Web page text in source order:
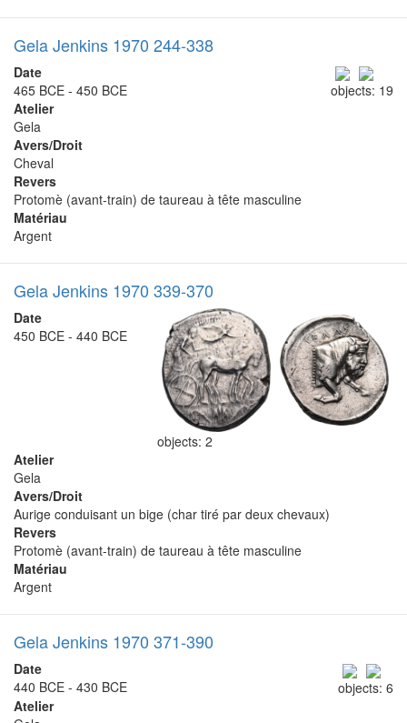
Gela Jenkins 1970 244-338
objects: 19
Date
465 BCE - 450 BCE
Atelier
Gela
Avers/Droit
Cheval
Revers
Protomè (avant-train) de taureau à tête masculine
Matériau
Argent
Gela Jenkins 1970 339-370
objects: 2
Date
450 BCE - 440 BCE
Atelier
Gela
Avers/Droit
Aurige conduisant un bige (char tiré par deux chevaux)
Revers
Protomè (avant-train) de taureau à tête masculine
Matériau
Argent
Gela Jenkins 1970 371-390
objects: 6
Date
440 BCE - 430 BCE
Atelier